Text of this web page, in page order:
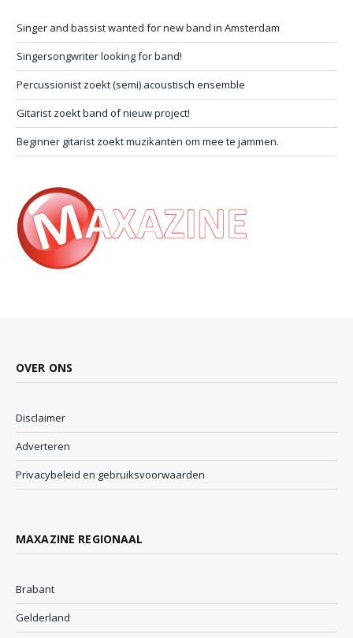
Singer and bassist wanted for new band in Amsterdam
Singersongwriter looking for band!
Percussionist zoekt (semi) acoustisch ensemble
Gitarist zoekt band of nieuw project!
Beginner gitarist zoekt muzikanten om mee te jammen.
OVER ONS
Disclaimer
Adverteren
Privacybeleid en gebruiksvoorwaarden
MAXAZINE REGIONAAL
Brabant
Gelderland